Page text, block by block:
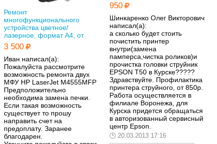
Ремонт
многофункционального
устройства цветное/
лазерное, формат A4, от
3 500
Иван написал(а):
Пожалуйста рассмотрите
возможность ремонта двух
МФУ HP LaserJet M4555MFP
Предположительно
необходима замена печки.
Если такая возможность
существует то прошу
направить счет на
предоплату. Заранее
благодарен.
950
Шинкаренко Олег Викторович
написал(а):
а сколько будет стоить
почистить принтер
внутри(замена
памперса,чистка роликов)и
прочистка головки струйник
EPSON T50 в Курске?????
Здравствуйте. Профилактика
принтера струйного, от 850р.
Работа осуществляется в
филиале Воронежа, для
Курска придется обращаться
в авторизованный сервисный
центр Epson.
20.03.2013 17:16